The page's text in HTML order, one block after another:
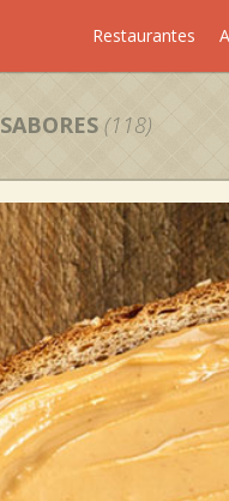
Restaurantes
SABORES (118)